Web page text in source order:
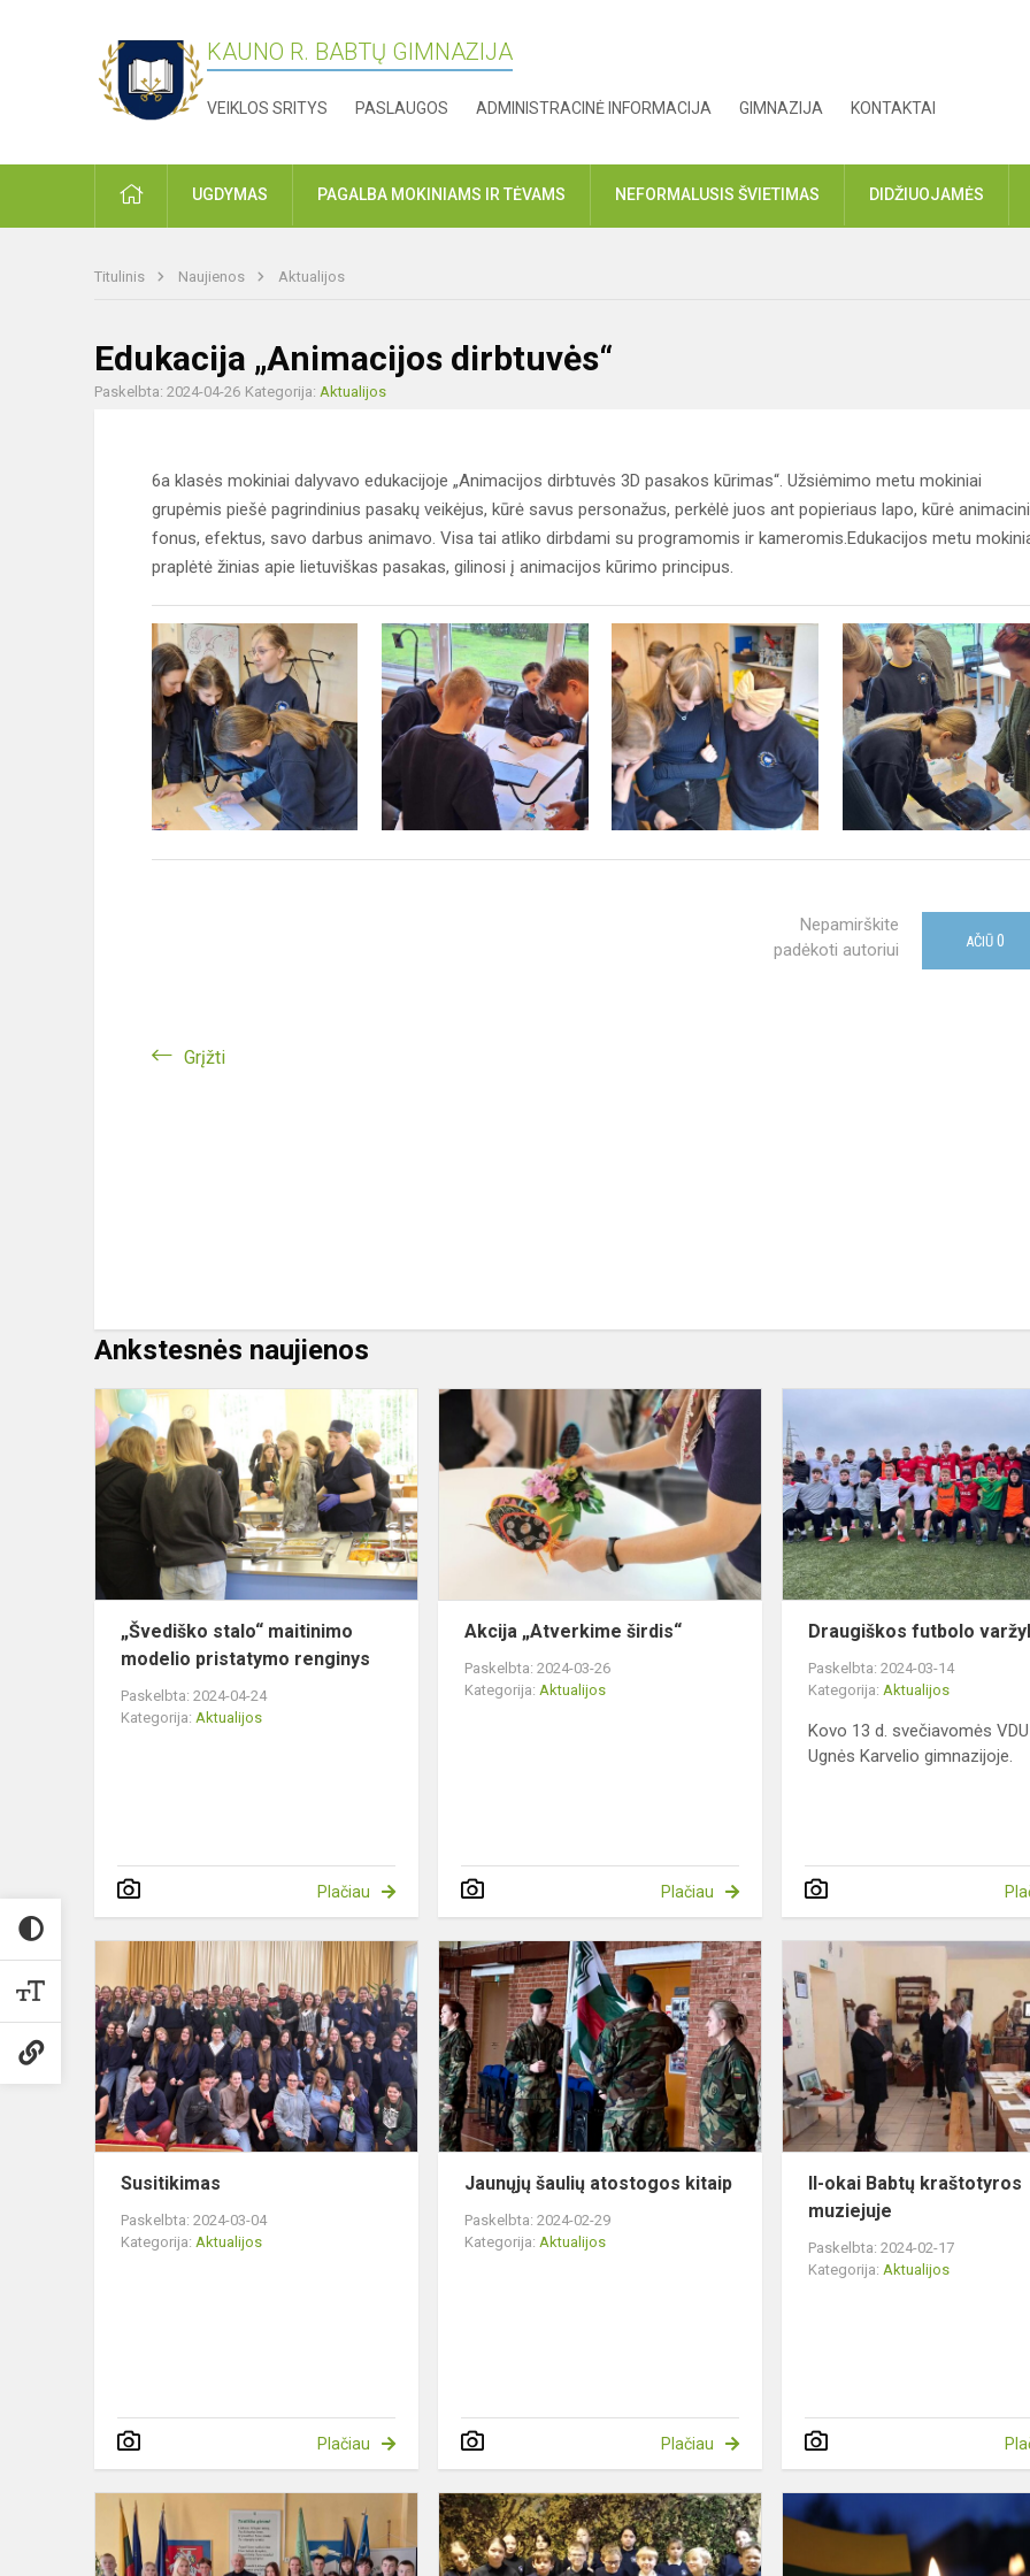
KAUNO R. BABTŲ GIMNAZIJA
VEIKLOS SRITYS PASLAUGOS ADMINISTRACINĖ INFORMACIJA GIMNAZIJA KONTAKTAI
PRADŽIAUGDYMAS PAGALBA MOKINIAMS IR TĖVAMS NEFORMALUSIS ŠVIETIMAS DIDŽIUOJAMĖS
Titulinis Naujienos Aktualijos
Edukacija „Animacijos dirbtuvės“
Paskelbta: 2024-04-26 Kategorija: Aktualijos
6a klasės mokiniai dalyvavo edukacijoje „Animacijos dirbtuvės 3D pasakos kūrimas“. Užsiėmimo metu mokiniai
grupėmis piešė pagrindinius pasakų veikėjus, kūrė savus personažus, perkėlė juos ant popieriaus lapo, kūrė
fonus, efektus, savo darbus animavo. Visa tai atliko dirbdami su programomis ir kameromis.Edukacijos metu
praplėtė žinias apie lietuviškas pasakas, gilinosi į animacijos kūrimo principus.
Nepamirškite
padėkoti autoriui
AČIŪ 0
Grįžti
Ankstesnės naujienos
„Švediško
maitinimo
modelio
pristatymo
renginys
„Švediško stalo“ maitinimo
modelio pristatymo renginys
Paskelbta: 2024-04-24
Kategorija: Aktualijos
Plačiau
„Atverkime
širdis“
Akcija „Atverkime širdis“
Paskelbta: 2024-03-26
Kategorija:Aktualijos
Plačiau
Draugiškos futbolo
Paskelbta: 2024-03-14
Kategorija:Aktualijos
Kovo 13 d. svečiavomės VDU
Ugnės Karvelio gimnazijoje.
Susitikimas
Susitikimas
Paskelbta: 2024-03-04
Kategorija: Aktualijos
Plačiau
Jaunųjų
šaulių
atostogos
kitaip
Jaunųjų šaulių atostogos kitaip
Paskelbta: 2024-02-29
Kategorija:Aktualijos
Plačiau
II-okai Babtų kraštotyros
muziejuje
Paskelbta: 2024-02-17
Kategorija:Aktualijos
Kitokia
pilietiškumo
pamoka
4b
klasės
iniciatyva